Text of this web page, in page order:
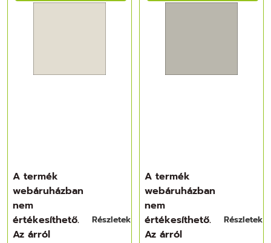
A termék
webáruházban
nem
értékesíthető.
Az árról
Részletek
A termék
webáruházban
nem
értékesíthető.
Az árról
Részletek